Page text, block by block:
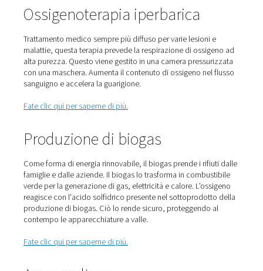
Ossigenoterapia iperbarica
Trattamento medico sempre più diffuso per varie